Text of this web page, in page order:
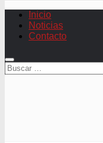
Inicio
Noticias
Contacto
Buscar: